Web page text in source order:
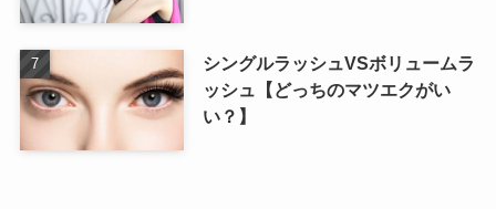
シングルラッシュVSボリュームラ
ッシュ【どっちのマツエクがい
い？】